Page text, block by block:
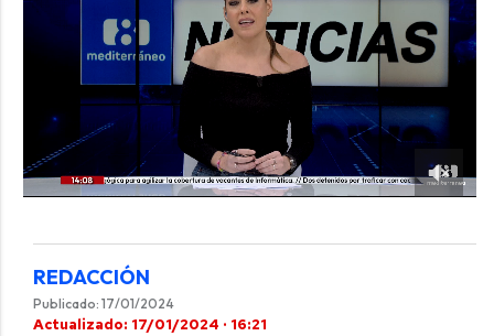
REDACCIÓN
Publicado: 17/01/2024
Actualizado: 17/01/2024 · 16:21